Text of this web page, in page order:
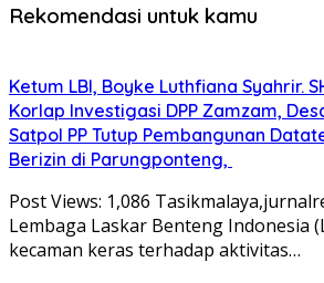
Rekomendasi untuk kamu
Ketum LBI, Boyke Luthfiana Syahrir.
Korlap Investigasi DPP Zamzam,
Satpol PP Tutup Pembangunan
Berizin di Parungponteng,
Post Views: 1,086
Lembaga Laskar Benteng Indonesia
kecaman keras terhadap aktivitas…